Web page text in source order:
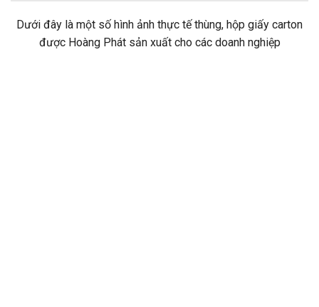
Dưới đây là một số hình ảnh thực tế thùng, hộp giấy carton
được Hoàng Phát sản xuất cho các doanh nghiệp